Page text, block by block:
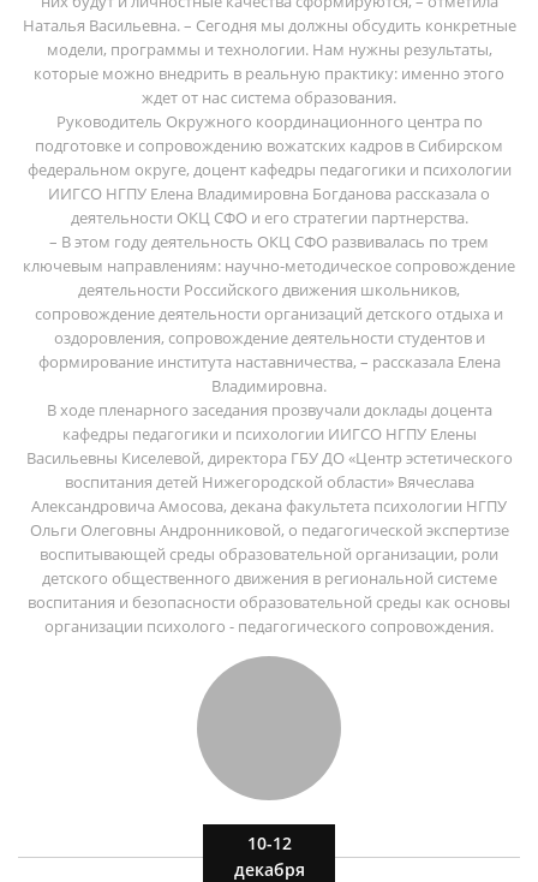
10-12
декабря
Наталья Васильевна. – Сегодня мы должны обсудить конкретные
модели, программы и технологии. Нам нужны результаты,
которые можно внедрить в реальную практику: именно этого
ждет от нас система образования.
Руководитель Окружного координационного центра по
подготовке и сопровождению вожатских кадров в Сибирском
федеральном округе, доцент кафедры педагогики и психологии
ИИГСО НГПУ Елена Владимировна Богданова рассказала о
деятельности ОКЦ СФО и его стратегии партнерства.
– В этом году деятельность ОКЦ СФО развивалась по трем
ключевым направлениям: научно-методическое сопровождение
деятельности Российского движения школьников,
сопровождение деятельности организаций детского отдыха и
оздоровления, сопровождение деятельности студентов и
формирование института наставничества, – рассказала Елена
Владимировна.
В ходе пленарного заседания прозвучали доклады доцента
кафедры педагогики и психологии ИИГСО НГПУ Елены
Васильевны Киселевой, директора ГБУ ДО «Центр эстетического
воспитания детей Нижегородской области» Вячеслава
Александровича Амосова, декана факультета психологии НГПУ
Ольги Олеговны Андронниковой, о педагогической экспертизе
воспитывающей среды образовательной организации, роли
детского общественного движения в региональной системе
воспитания и безопасности образовательной среды как основы
организации психолого - педагогического сопровождения.